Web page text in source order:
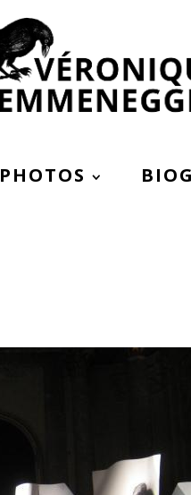
PHOTOS